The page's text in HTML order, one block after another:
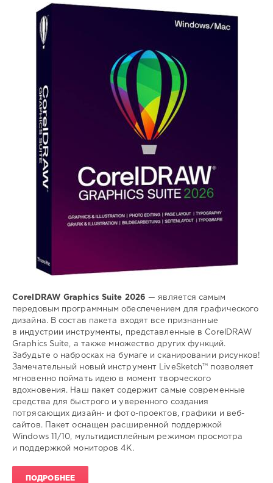
Софт
редактор
графического
дизайна
CorelDRAW Graphics Suite 2026 — является самым
передовым программным обеспечением для графического
дизайна. В состав пакета входят все признанные
в индустрии инструменты, представленные в CorelDRAW
Graphics Suite, а также множество других функций.
Забудьте о набросках на бумаге и сканировании рисунков!
Замечательный новый инструмент LiveSketch™ позволяет
мгновенно поймать идею в момент творческого
вдохновения. Наш пакет содержит самые современные
средства для быстрого и уверенного создания
потрясающих дизайн- и фото-проектов, графики и веб-
сайтов. Пакет оснащен расширенной поддержкой
Windows 11/10, мультидисплейным режимом просмотра
и поддержкой мониторов 4K.
ПОДРОБНЕЕ